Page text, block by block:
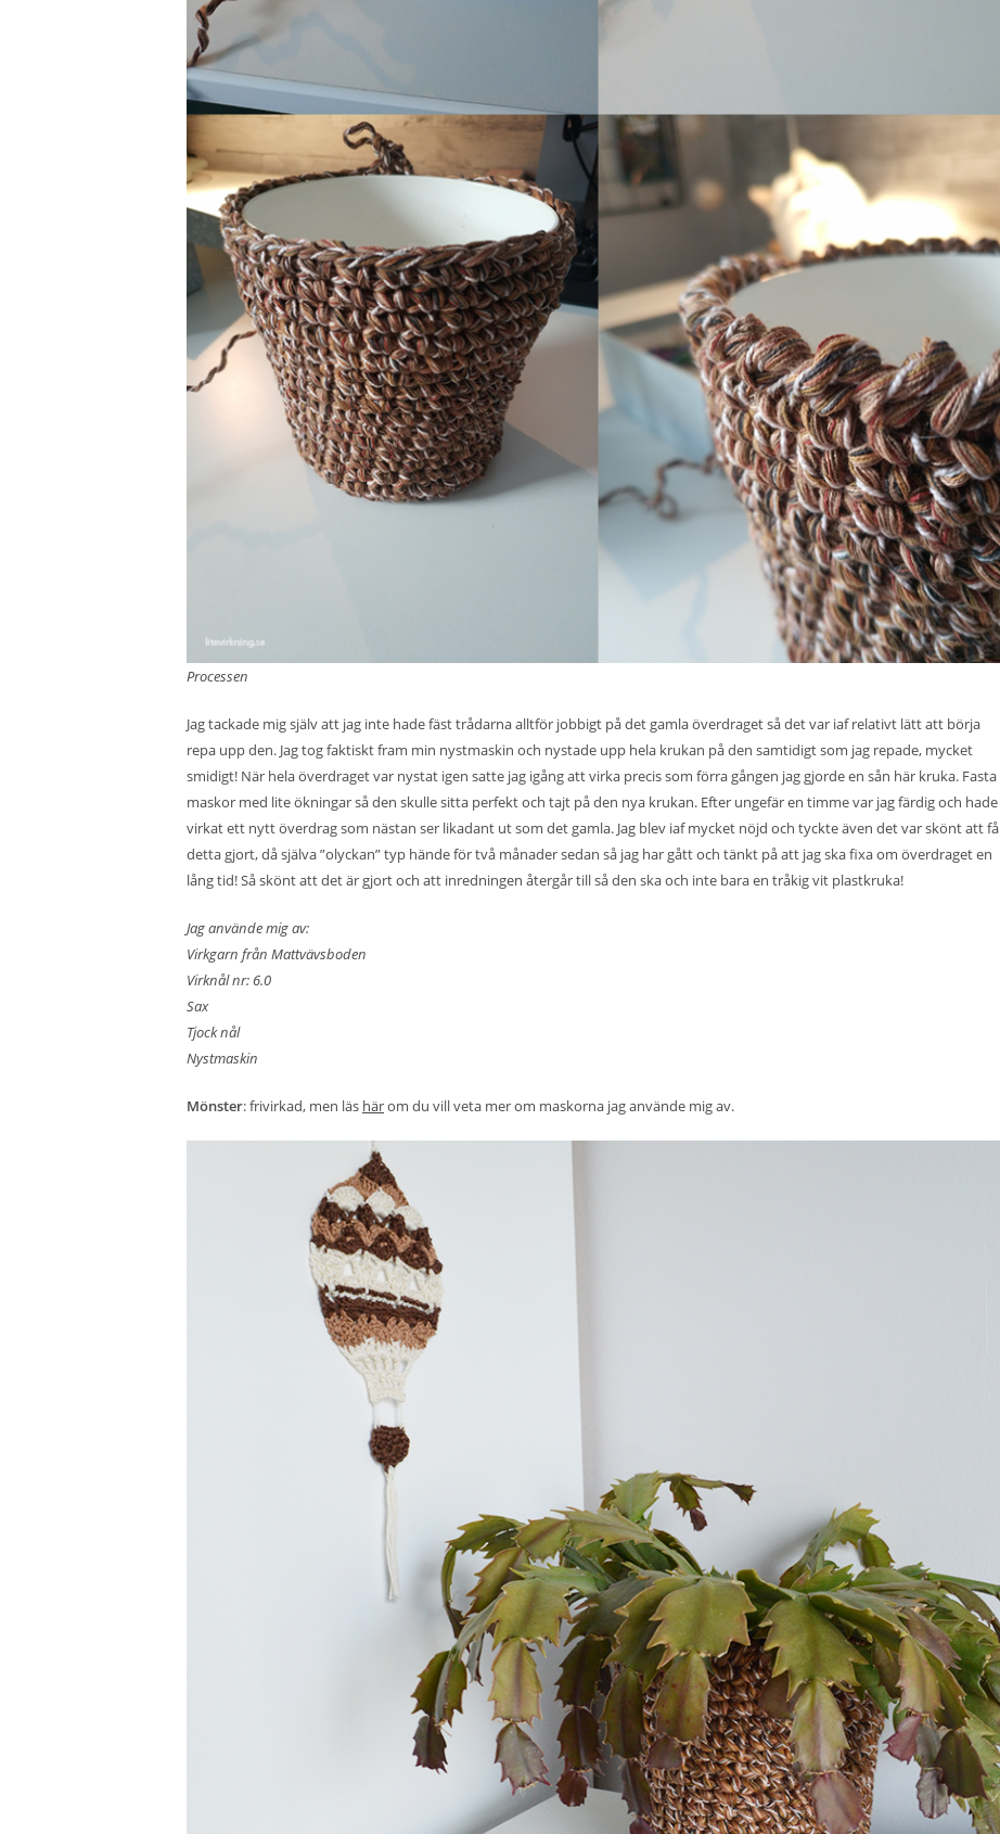
Processen
Jag tackade mig själv att jag inte hade fäst trådarna alltför jobbigt på det gamla överdraget så det var iaf relativt lätt att börja
repa upp den. Jag tog faktiskt fram min nystmaskin och nystade upp hela krukan på den samtidigt som jag repade, mycket
smidigt! När hela överdraget var nystat igen satte jag igång att virka precis som förra gången jag gjorde en sån här kruka. Fasta
maskor med lite ökningar så den skulle sitta perfekt och tajt på den nya krukan. Efter ungefär en timme var jag färdig och hade
virkat ett nytt överdrag som nästan ser likadant ut som det gamla. Jag blev iaf mycket nöjd och tyckte även det var skönt att få
detta gjort, då själva ”olyckan” typ hände för två månader sedan så jag har gått och tänkt på att jag ska fixa om överdraget en
lång tid! Så skönt att det är gjort och att inredningen återgår till så den ska och inte bara en tråkig vit plastkruka!
Jag använde mig av:
Virkgarn från Mattvävsboden
Virknål nr: 6.0
Sax
Tjock nål
Nystmaskin
Mönster: frivirkad, men läs härom du vill veta mer om maskorna jag använde mig av.